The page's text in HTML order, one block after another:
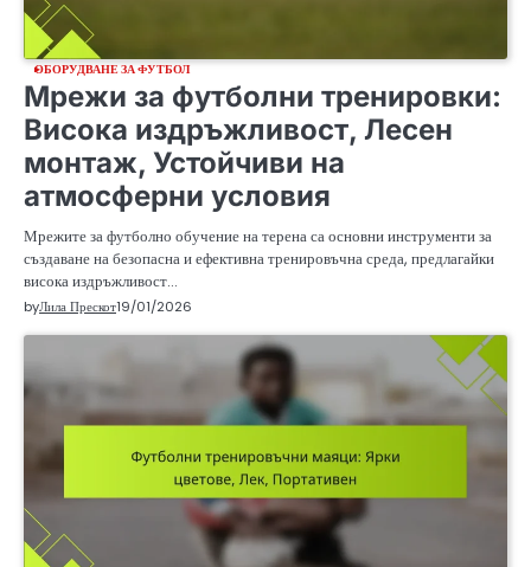
ОБОРУДВАНЕ ЗА ФУТБОЛ
Мрежи за футболни тренировки:
Висока издръжливост, Лесен
монтаж, Устойчиви на
атмосферни условия
Мрежите за футболно обучение на терена са основни инструменти за
създаване на безопасна и ефективна тренировъчна среда, предлагайки
висока издръжливост…
byЛила Прескот19/01/2026